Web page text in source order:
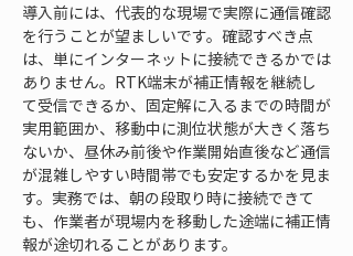
導入前には、代表的な現場で実際に通信確認
を行うことが望ましいです。確認すべき点
は、単にインターネットに接続できるかでは
ありません。RTK端末が補正情報を継続し
て受信できるか、固定解に入るまでの時間が
実用範囲か、移動中に測位状態が大きく落ち
ないか、昼休み前後や作業開始直後など通信
が混雑しやすい時間帯でも安定するかを見ま
す。実務では、朝の段取り時に接続できて
も、作業者が現場内を移動した途端に補正情
報が途切れることがあります。